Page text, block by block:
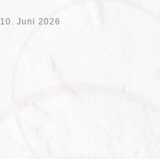
10. Juni 2026